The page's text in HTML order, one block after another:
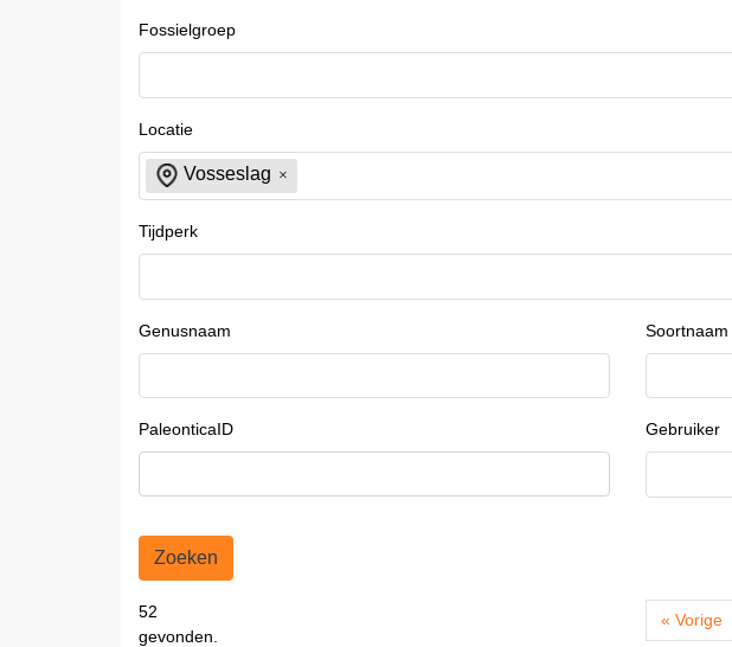
Fossielgroep
Locatie
Vosseslag
Tijdperk
Genusnaam Soortnaam
PaleonticaID Gebruiker
Zoeken
52
gevonden.
« Vorige